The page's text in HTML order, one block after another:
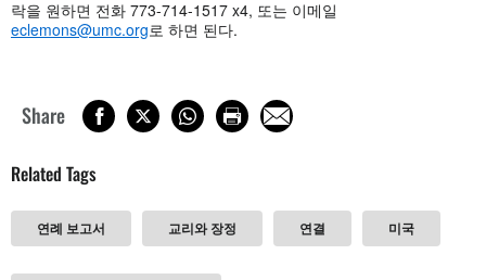
락을 원하면 전화 773-714-1517 x4, 또는 이메일
eclemons@umc.org로 하면 된다.
Share
Related Tags
연례 보고서 교리와 장정 연결 미국